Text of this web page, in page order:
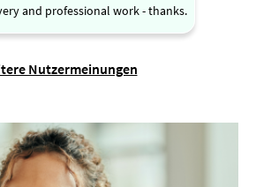
and professional work - thanks.
Nutzermeinungen